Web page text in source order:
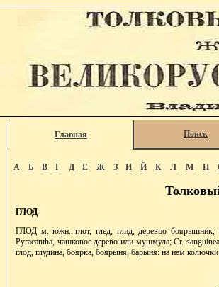
Главная Поиск
А Б В Г Д Е Ж З И Й К Л М Н
ГЛОД
ГЛОД м. южн. глот, глед, глид, деревцо боярышник,
Pyracantha, чашковое дерево или мушмула; Cr.
глод, глудина, боярка, боярыня, барыня: на нем